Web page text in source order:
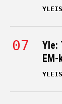
Yle: